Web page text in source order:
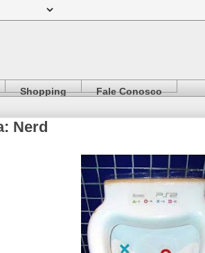
Shopping Fale Conosco
Nerd